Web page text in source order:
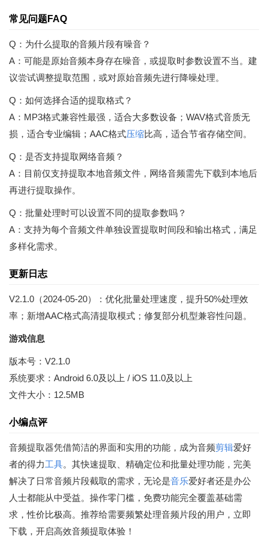
常见问题FAQ
Q：为什么提取的音频片段有噪音？
A：可能是原始音频本身存在噪音，或提取时参数设置不当。建
议尝试调整提取范围，或对原始音频先进行降噪处理。
Q：如何选择合适的提取格式？
A：MP3格式兼容性最强，适合大多数设备；WAV格式音质无
损，适合专业编辑；AAC格式压缩比高，适合节省存储空间。
Q：是否支持提取网络音频？
A：目前仅支持提取本地音频文件，网络音频需先下载到本地后
再进行提取操作。
Q：批量处理时可以设置不同的提取参数吗？
A：支持为每个音频文件单独设置提取时间段和输出格式，满足
多样化需求。
更新日志
V2.1.0（2024-05-20）：优化批量处理速度，提升50%处理效
率；新增AAC格式高清提取模式；修复部分机型兼容性问题。
游戏信息
版本号：V2.1.0
系统要求：Android 6.0及以上 / iOS 11.0及以上
文件大小：12.5MB
小编点评
音频提取器凭借简洁的界面和实用的功能，成为音频剪辑爱好
者的得力工具。其快速提取、精确定位和批量处理功能，完美
解决了日常音频片段截取的需求，无论是音乐爱好者还是办公
人士都能从中受益。操作零门槛，免费功能完全覆盖基础需
求，性价比极高。推荐给需要频繁处理音频片段的用户，立即
下载，开启高效音频提取体验！